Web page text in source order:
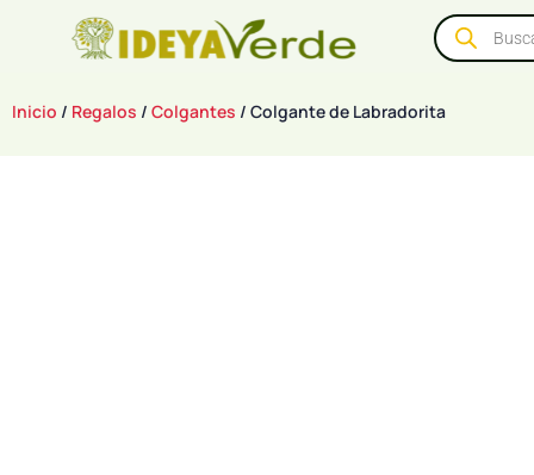
Inicio / Regalos / Colgantes / Colgante de Labradorita